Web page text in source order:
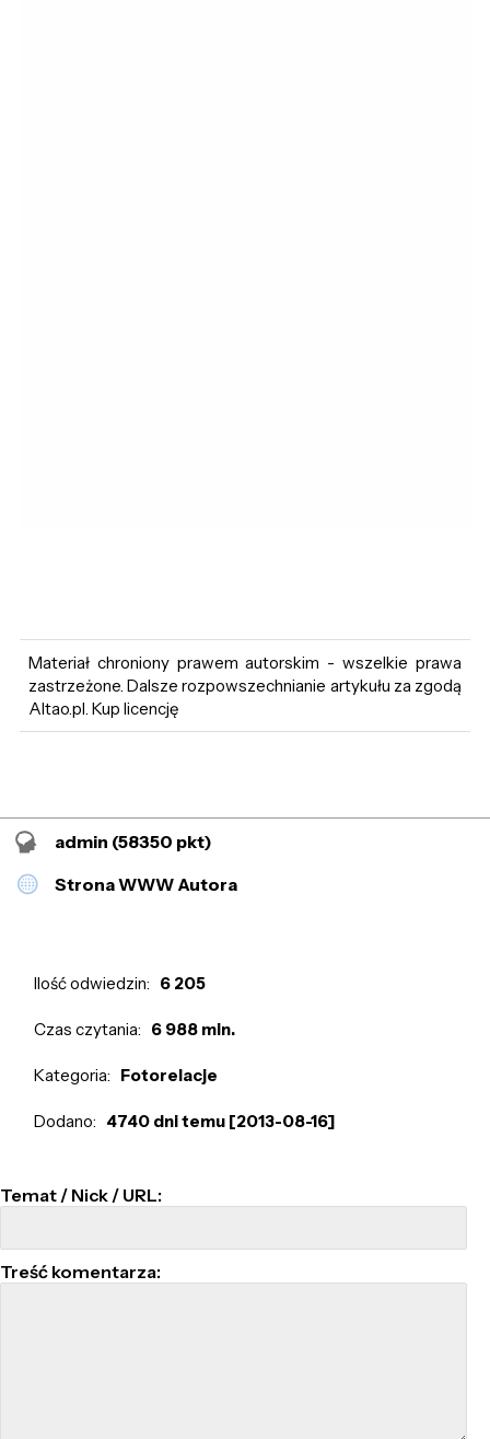
Materiał chroniony prawem autorskim - wszelkie prawa
zastrzeżone. Dalsze rozpowszechnianie artykułu za zgodą
Altao.pl. Kup licencję
admin (58350 pkt)
Strona WWW Autora
Ilość odwiedzin: 6 205
Czas czytania: 6 988 min.
Kategoria: Fotorelacje
Dodano: 4740 dni temu [2013-08-16]
Temat / Nick / URL:
Treść komentarza: